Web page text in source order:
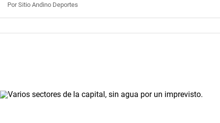
Por Sitio Andino Deportes